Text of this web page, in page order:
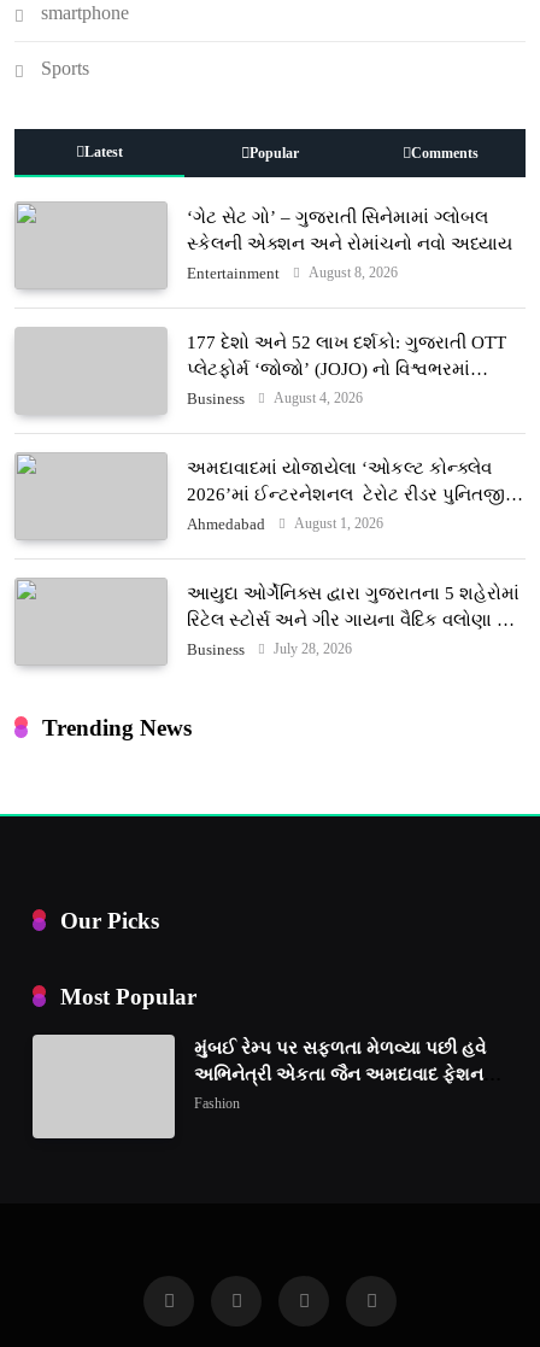
smartphone
Sports
Latest Popular Comments
‘ગેટ સેટ ગો’ – ગુજરાતી સિનેમામાં ગ્લોબલ
સ્કેલની એક્શન અને રોમાંચનો નવો અધ્યાય
Entertainment August 8, 2026
177 દેશો અને 52 લાખ દર્શકો: ગુજરાતી OTT
પ્લેટફોર્મ ‘જોજો’ (JOJO) નો વિશ્વભરમાં
દબદબો
Business August 4, 2026
અમદાવાદમાં યોજાયેલા ‘ઓકલ્ટ કોન્ક્લેવ
2026’માં ઈન્ટરનેશનલ ટેરોટ રીડર પુનિતજી
લુલ્લા એ ટેરોટ કાર્ડ રીડિંગ અંગે માહિતી આપી
Ahmedabad August 1, 2026
આયુદા ઓર્ગેનિક્સ દ્વારા ગુજરાતના 5 શહેરોમાં
રિટેલ સ્ટોર્સ અને ગીર ગાયના વૈદિક વલોણા ઘી-
દૂધની શુદ્ધ સેવાઓ સાથે વ્યાપક વિસ્તરણ
Business July 28, 2026
Trending News
Our Picks
Most Popular
મુંબઈ રેમ્પ પર સફળતા મેળવ્યા પછી હવે
અભિનેત્રી એકતા જૈન અમદાવાદ ફેશન
વીકમાં પોતાની પ્રતિભા પ્રદર્શિત કરશે
Fashion